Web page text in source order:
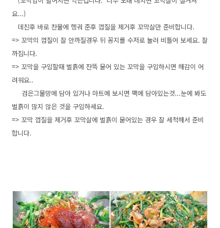
요...)
데친후 바로 찬물에 헹궈 준후 껍질을 제거후 꼬막살만 준비합니다.
=> 꼬막의 껍질이 잘 안까질경우 뒤 꽁지를 수저로 눌러 비틀어 보세요. 잘
까집니다.
=> 꼬막을 구입할때 벌흙에 잔뜩 묻어 있는 꼬막을 구입하시면 해감이 어
려워요..
검은그물망에 담아 있거나 마트에 보시면 팩에 담아있는것...눈에 봐도
벌흙이 많지 않은 것을 구입하세요.
=> 꼬막 껍질을 제거후 꼬막살에 벌흙이 묻어있는 경우 잘 세척해서 준비
합니다.